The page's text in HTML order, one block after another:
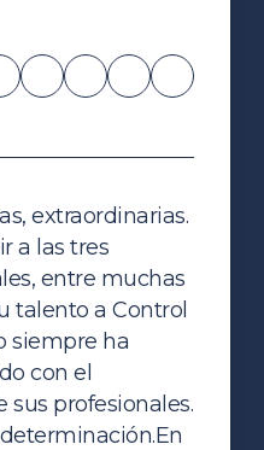
extraordinarias.
a las tres
entre muchas
talento a Control
siempre ha
con el
profesionales.
En